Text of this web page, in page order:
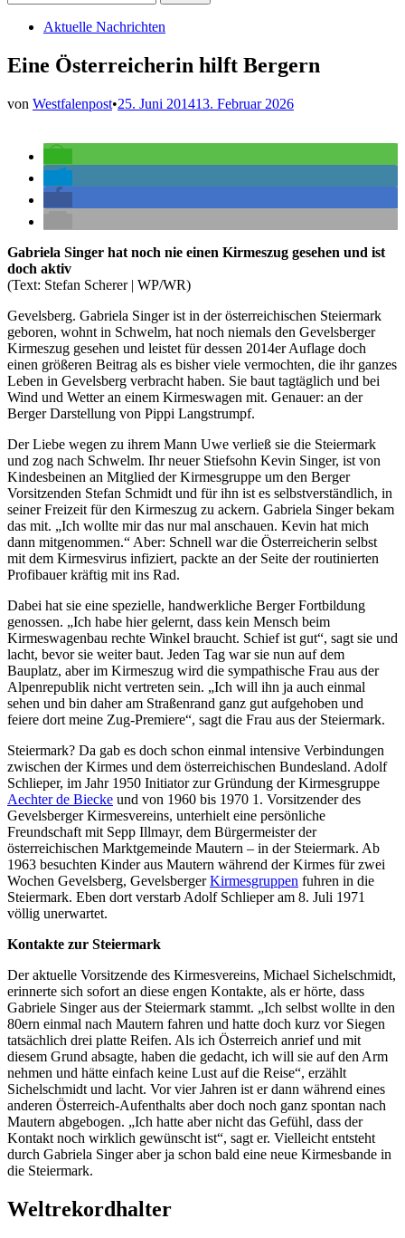
nach:
Veröffentlicht
Aktuelle Nachrichten
Eine Österreicherin hilft Bergern
von Westfalenpost•25. Juni 201413. Februar 2026
Gabriela Singer hat noch nie einen Kirmeszug gesehen und ist
doch aktiv
(Text: Stefan Scherer | WP/WR)
Gevelsberg. Gabriela Singer ist in der österreichischen Steiermark
geboren, wohnt in Schwelm, hat noch niemals den Gevelsberger
Kirmeszug gesehen und leistet für dessen 2014er Auflage doch
einen größeren Beitrag als es bisher viele vermochten, die ihr ganzes
Leben in Gevelsberg verbracht haben. Sie baut tagtäglich und bei
Wind und Wetter an einem Kirmeswagen mit. Genauer: an der
Berger Darstellung von Pippi Langstrumpf.
Der Liebe wegen zu ihrem Mann Uwe verließ sie die Steiermark
und zog nach Schwelm. Ihr neuer Stiefsohn Kevin Singer, ist von
Kindesbeinen an Mitglied der Kirmesgruppe um den Berger
Vorsitzenden Stefan Schmidt und für ihn ist es selbstverständlich, in
seiner Freizeit für den Kirmeszug zu ackern. Gabriela Singer bekam
das mit. „Ich wollte mir das nur mal anschauen. Kevin hat mich
dann mitgenommen.“ Aber: Schnell war die Österreicherin selbst
mit dem Kirmesvirus infiziert, packte an der Seite der routinierten
Profibauer kräftig mit ins Rad.
Dabei hat sie eine spezielle, handwerkliche Berger Fortbildung
genossen. „Ich habe hier gelernt, dass kein Mensch beim
Kirmeswagenbau rechte Winkel braucht. Schief ist gut“, sagt sie und
lacht, bevor sie weiter baut. Jeden Tag war sie nun auf dem
Bauplatz, aber im Kirmeszug wird die sympathische Frau aus der
Alpenrepublik nicht vertreten sein. „Ich will ihn ja auch einmal
sehen und bin daher am Straßenrand ganz gut aufgehoben und
feiere dort meine Zug-Premiere“, sagt die Frau aus der Steiermark.
Steiermark? Da gab es doch schon einmal intensive Verbindungen
zwischen der Kirmes und dem österreichischen Bundesland. Adolf
Schlieper, im Jahr 1950 Initiator zur Gründung der Kirmesgruppe
Aechter de Biecke und von 1960 bis 1970 1. Vorsitzender des
Gevelsberger Kirmesvereins, unterhielt eine persönliche
Freundschaft mit Sepp Illmayr, dem Bürgermeister der
österreichischen Marktgemeinde Mautern – in der Steiermark. Ab
1963 besuchten Kinder aus Mautern während der Kirmes für zwei
Wochen Gevelsberg, GevelsbergerKirmesgruppen fuhren in die
Steiermark. Eben dort verstarb Adolf Schlieper am 8. Juli 1971
völlig unerwartet.
Kontakte zur Steiermark
Der aktuelle Vorsitzende des Kirmesvereins, Michael Sichelschmidt,
erinnerte sich sofort an diese engen Kontakte, als er hörte, dass
Gabriele Singer aus der Steiermark stammt. „Ich selbst wollte in den
80ern einmal nach Mautern fahren und hatte doch kurz vor Siegen
tatsächlich drei platte Reifen. Als ich Österreich anrief und mit
diesem Grund absagte, haben die gedacht, ich will sie auf den Arm
nehmen und hätte einfach keine Lust auf die Reise“, erzählt
Sichelschmidt und lacht. Vor vier Jahren ist er dann während eines
anderen Österreich-Aufenthalts aber doch noch ganz spontan nach
Mautern abgebogen. „Ich hatte aber nicht das Gefühl, dass der
Kontakt noch wirklich gewünscht ist“, sagt er. Vielleicht entsteht
durch Gabriela Singer aber ja schon bald eine neue Kirmesbande in
die Steiermark.
Weltrekordhalter